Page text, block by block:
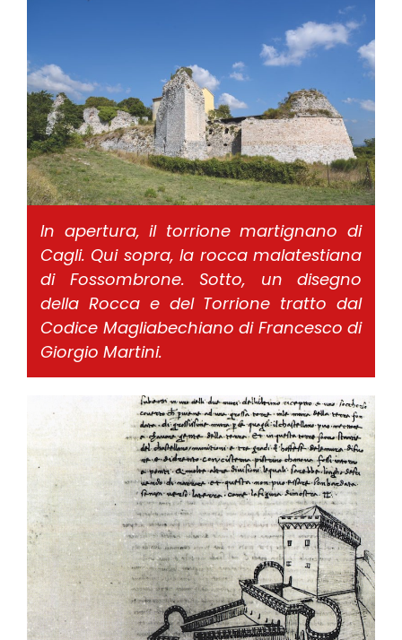
In apertura, il torrione martignano di
Cagli. Qui sopra, la rocca malatestiana
di Fossombrone. Sotto, un disegno
della Rocca e del Torrione tratto dal
Codice Magliabechiano di Francesco di
Giorgio Martini.